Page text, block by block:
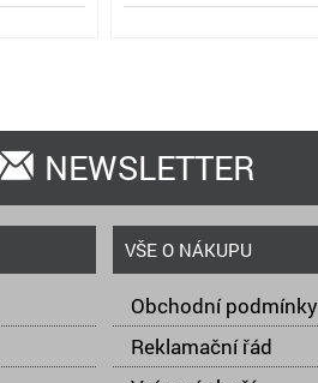
NEWSLETTER
VŠE O NÁKUPU
Obchodní podmínky
Reklamační řád